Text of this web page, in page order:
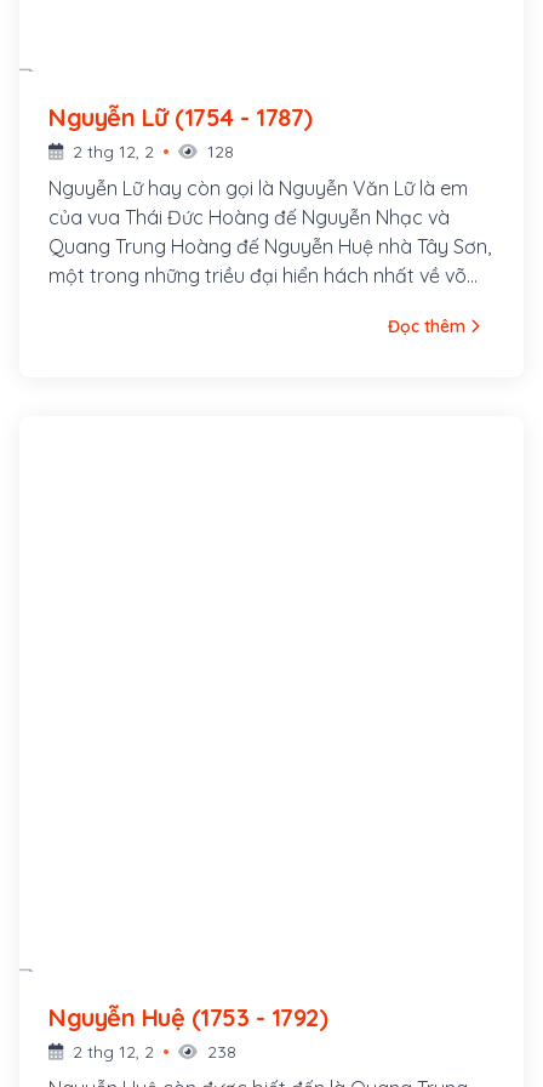
Nguyễn Lữ (1754 - 1787)
2 thg 12, 2 128
Nguyễn Lữ hay còn gọi là Nguyễn Văn Lữ là em
của vua Thái Đức Hoàng đế Nguyễn Nhạc và
Quang Trung Hoàng đế Nguyễn Huệ nhà Tây Sơn,
một trong những triều đại hiển hách nhất về võ
ra ở làng Kiên Mĩ, nay là huyện Tây Sơn, tỉnh Bình
Đọc thêm
Nguyễn Huệ (1753 - 1792)
2 thg 12, 2 238